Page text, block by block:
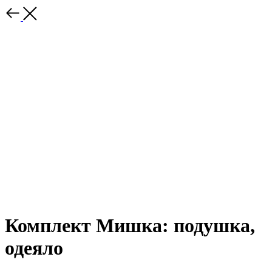
Комплект Мишка: подушка,
одеяло